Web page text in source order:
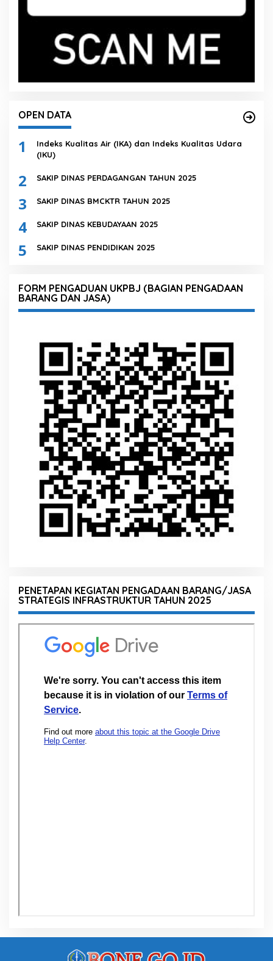
OPEN DATA
1
Indeks Kualitas Air (IKA) dan Indeks Kualitas Udara
(IKU)
2 SAKIP DINAS PERDAGANGAN TAHUN 2025
3 SAKIP DINAS BMCKTR TAHUN 2025
4 SAKIP DINAS KEBUDAYAAN 2025
5 SAKIP DINAS PENDIDIKAN 2025
FORM PENGADUAN UKPBJ (BAGIAN PENGADAAN
BARANG DAN JASA)
PENETAPAN KEGIATAN PENGADAAN BARANG/JASA
STRATEGIS INFRASTRUKTUR TAHUN 2025